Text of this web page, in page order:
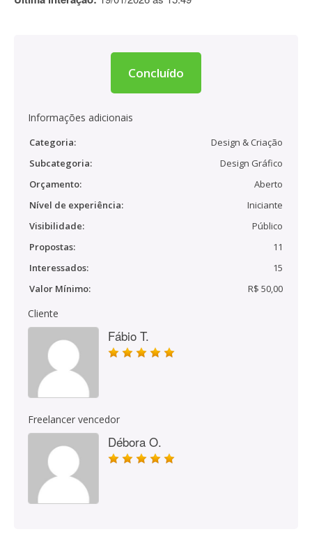
Concluído
Informações adicionais
Categoria:
Design & Criação
Subcategoria:
Design Gráfico
Orçamento:
Aberto
Nível de experiência:
Iniciante
Visibilidade:
Público
Propostas:
11
Interessados:
15
Valor Mínimo:
R$ 50,00
Cliente
Fábio T.
Freelancer vencedor
Débora O.